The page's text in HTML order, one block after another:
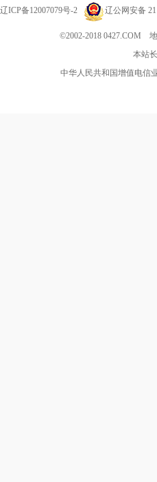
辽ICP备12007079号-2 辽公网安备
©2002-2018 0427.COM
本站
中华人民共和国增值电信